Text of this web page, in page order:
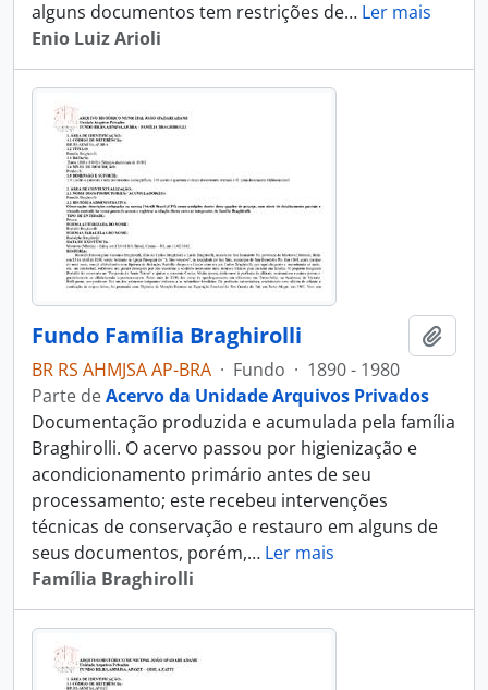
alguns documentos tem restrições de… Ler mais
Enio Luiz Arioli
Fundo Família Braghirolli
BR RS AHMJSA AP-BRA · Fundo · 1890 - 1980
Parte deAcervo da Unidade Arquivos Privados
Documentação produzida e acumulada pela família
Braghirolli. O acervo passou por higienização e
acondicionamento primário antes de seu
processamento; este recebeu intervenções
técnicas de conservação e restauro em alguns de
seus documentos, porém,… Ler mais
Família Braghirolli